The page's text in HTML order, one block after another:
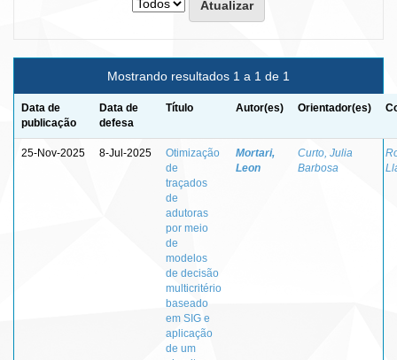
Mostrando resultados 1 a 1 de 1
Data de
publicação
Data de
defesa
Título Autor(es) Orientador(es)
25-Nov-2025 8-Jul-2025
Otimização
de
traçados
de
adutoras
por meio
de
modelos
de decisão
multicritério
baseado
em SIG e
aplicação
de um
Mortari,
Leon
Curto, Julia
Barbosa